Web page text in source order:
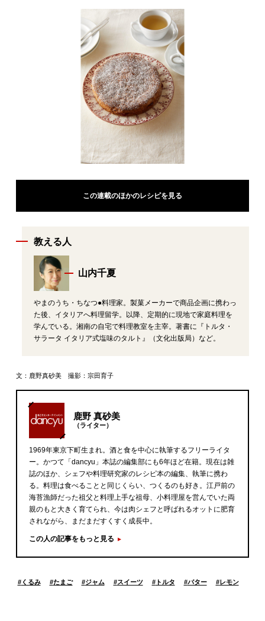
この連載のほかのレシピを見る
教える人
山内千夏
やまのうち・ちなつ●料理家。製菓メーカーで商品企画に携わっ
た後、イタリアへ料理留学。以降、定期的に現地で家庭料理を
学んでいる。湘南の自宅で料理教室を主宰。著書に『トルタ・
サラータ イタリア式塩味のタルト』（文化出版局）など。
文：鹿野真砂美 撮影：宗田育子
鹿野 真砂美
（ライター）
1969年東京下町生まれ。酒と食を中心に執筆するフリーライタ
ー。かつて「dancyu」本誌の編集部にも6年ほど在籍。現在は雑
誌のほか、シェフや料理研究家のレシピ本の編集、執筆に携わ
る。料理は食べることと同じくらい、つくるのも好き。江戸前の
海苔漁師だった祖父と料理上手な祖母、小料理屋を営んでいた両
親のもと大きく育てられ、今は肉シェフと呼ばれるオットに肥育
されながら、まだまだすくすく成長中。
この人の記事をもっと見る
#くるみ #たまご #ジャム #スイーツ #トルタ #バター #レモン